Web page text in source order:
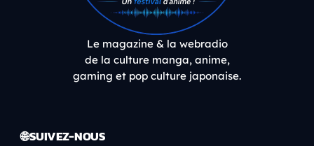
Le magazine & la webradio
de la culture manga, anime,
gaming et pop culture japonaise.
🌐 SUIVEZ-NOUS